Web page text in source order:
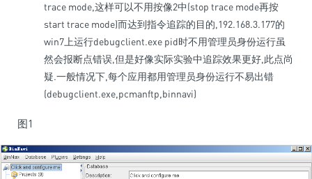
trace mode,这样可以不用按像2中(stop trace mode再按
start trace mode)而达到指令追踪的目的,192.168.3.177的
win7上运行debugclient.exe pid时不用管理员身份运行虽
然会报断点错误,但是好像实际实验中追踪效果更好,此点尚
疑.一般情况下,每个应用都用管理员身份运行不易出错
(debugclient.exe,pcmanftp,binnavi)
图1